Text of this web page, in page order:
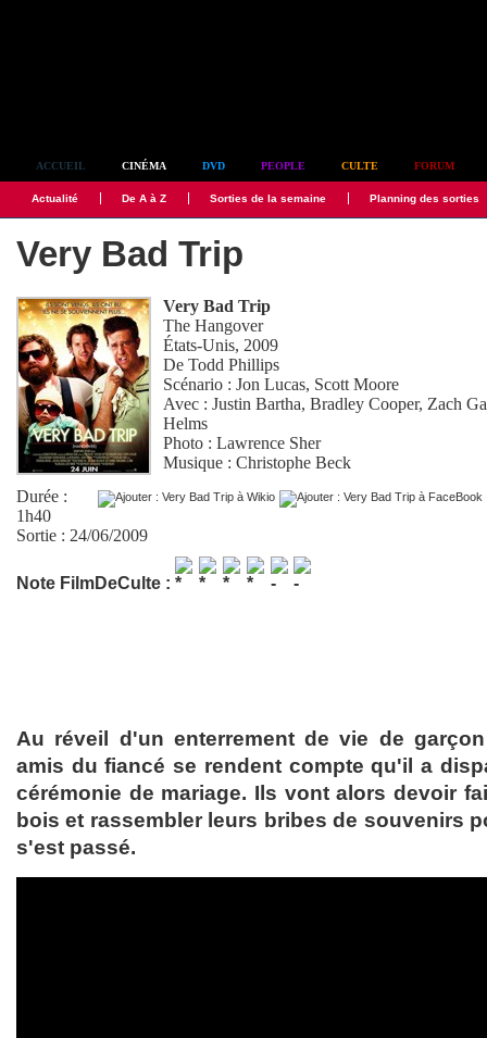
ACCUEIL CINÉMA DVD PEOPLE CULTE FORUM
Actualité De A à Z Sorties de la semaine Planning des sorties
Very Bad Trip
Very Bad Trip
The Hangover
États-Unis, 2009
DeTodd Phillips
Scénario :Jon Lucas, Scott Moore
Avec :Justin Bartha,Bradley Cooper, Zach
Helms
Photo :Lawrence Sher
Musique :Christophe Beck
Durée :
1h40
Sortie : 24/06/2009
Note FilmDeCulte :
Au réveil d'un enterrement de vie de
amis du fiancé se rendent compte qu'il a
cérémonie de mariage. Ils vont alors devoir
bois et rassembler leurs bribes de souvenirs
s'est passé.